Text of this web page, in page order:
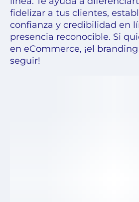
fidelizar a tus clientes,
confianza y credibilidad en
presencia reconocible. Si
en eCommerce, ¡el
seguir!